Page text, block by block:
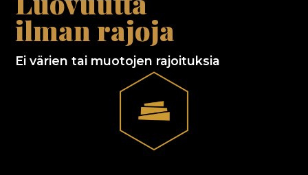
ilman rajoja
Ei värien tai muotojen rajoituksia